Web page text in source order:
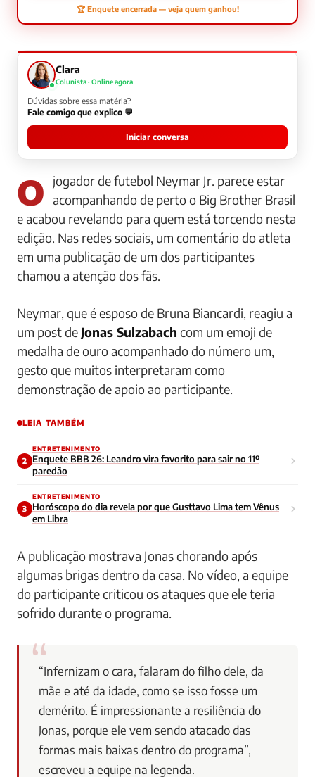
🏆 Enquete encerrada — veja quem ganhou!
Clara
Colunista · Online agora
Dúvidas sobre essa matéria?
Fale comigo que explico 💬
Iniciar conversa
O jogador de futebol Neymar Jr. parece estar acompanhando de perto o Big Brother Brasil
e acabou revelando para quem está torcendo nesta
edição. Nas redes sociais, um comentário do atleta
em uma publicação de um dos participantes
chamou a atenção dos fãs.
Neymar, que é esposo de Bruna Biancardi, reagiu a
um post de Jonas Sulzabach com um emoji de
medalha de ouro acompanhado do número um,
gesto que muitos interpretaram como
demonstração de apoio ao participante.
LEIA TAMBÉM
2
ENTRETENIMENTO
Enquete BBB 26: Leandro vira favorito para sair no 11º
paredão
3
ENTRETENIMENTO
Horóscopo do dia revela por que Gusttavo Lima tem Vênus
em Libra
A publicação mostrava Jonas chorando após
algumas brigas dentro da casa. No vídeo, a equipe
do participante criticou os ataques que ele teria
sofrido durante o programa.
“Infernizam o cara, falaram do filho dele, da
mãe e até da idade, como se isso fosse um
demérito. É impressionante a resiliência do
Jonas, porque ele vem sendo atacado das
formas mais baixas dentro do programa”,
escreveu a equipe na legenda.